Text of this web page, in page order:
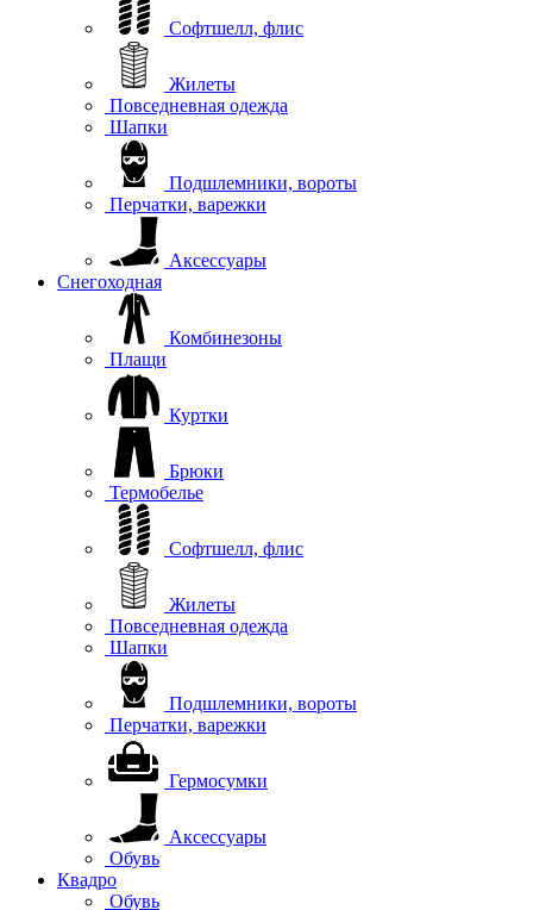
Софтшелл, флис
Жилеты
Повседневная одежда
Шапки
Подшлемники, вороты
Перчатки, варежки
Аксессуары
Снегоходная
Комбинезоны
Плащи
Куртки
Брюки
Термобелье
Софтшелл, флис
Жилеты
Повседневная одежда
Шапки
Подшлемники, вороты
Перчатки, варежки
Гермосумки
Аксессуары
Обувь
Квадро
Обувь